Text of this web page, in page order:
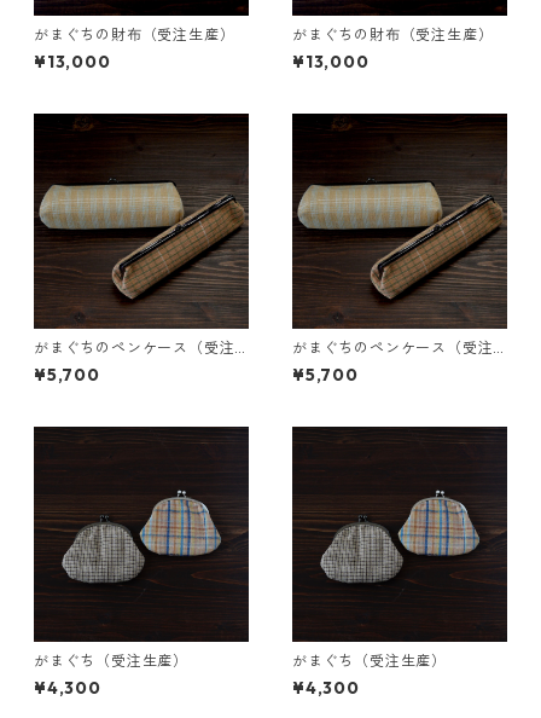
がまぐちの財布（受注生産）
¥13,000
がまぐちの財布（受注生産）
¥13,000
がまぐちのペンケース（受注
生産）
¥5,700
がまぐちのペンケース（受注
生産）
¥5,700
がまぐち（受注生産）
¥4,300
がまぐち（受注生産）
¥4,300